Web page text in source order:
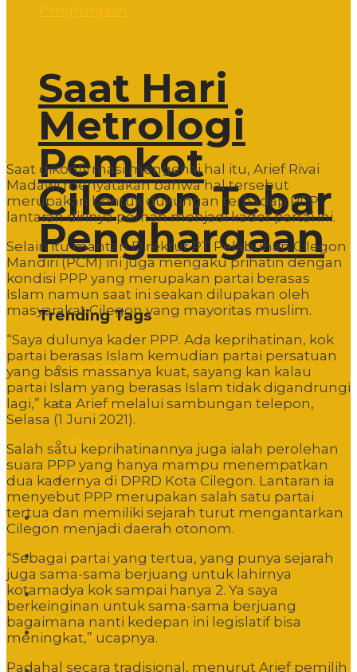
Saat Hari
Metrologi
Pemkot
Cilegon Tebar
Penghargaan
Trending Tags
Commentary
Featured
Event
Editorial
Politik
Pemerintahan
Hukum
Pendidikan
Saat dikonfirmasi mengenai hal itu, Arief Rivai
Madawi menyatakan bahwa hal tersebut
merupakan bentuk dukungan terhadap PPP
lantaran dirinya pernah menjadi kader partai ini.
Selain itu mantan Direktur PT Pelabuhan Cilegon
Mandiri (PCM) ini juga mengaku prihatin dengan
kondisi PPP yang merupakan partai berasas
Islam namun saat ini seakan dilupakan oleh
masyarakat Cilegon yang mayoritas muslim.
“Saya dulunya kader PPP. Ada keprihatinan, kok
partai berasas Islam kemudian partai persatuan
yang basis massanya kuat, sayang kan kalau
partai Islam yang berasas Islam tidak digandrungi
lagi,” kata Arief melalui sambungan telepon,
Selasa (1 Juni 2021).
Salah satu keprihatinannya juga ialah perolehan
suara PPP yang hanya mampu menempatkan
dua kadernya di DPRD Kota Cilegon. Lantaran ia
menyebut PPP merupakan salah satu partai
tertua dan memiliki sejarah turut mengantarkan
Cilegon menjadi daerah otonom.
“Sebagai partai yang tertua, yang punya sejarah
juga sama-sama berjuang untuk lahirnya
kotamadya kok sampai hanya 2. Ya saya
berkeinginan untuk sama-sama berjuang
bagaimana nanti kedepan ini legislatif bisa
meningkat,” ucapnya.
Padahal secara tradisional, menurut Arief pemilih